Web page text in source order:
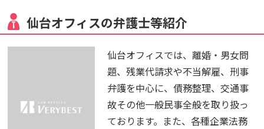
仙台オフィスの弁護士等紹介
仙台オフィスでは、離婚・男女問
題、残業代請求や不当解雇、刑事
弁護を中心に、債務整理、交通事
故その他一般民事全般を取り扱っ
ております。また、各種企業法務